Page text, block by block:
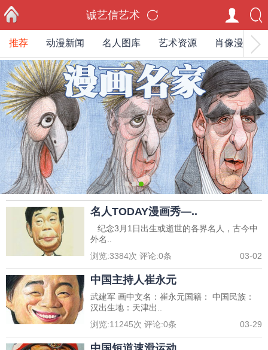
首页
诚艺信艺术
推荐 动漫新闻 名人图库 艺术资源 肖像漫画家
012
名人TODAY漫画秀—..
纪念3月1日出生或逝世的各界名人，古今中
外名..
浏览:3384次 评论:0条 03-02
中国主持人崔永元
武建军 画中文名：崔永元国籍： 中国民族：
汉出生地：天津出..
浏览:11245次 评论:0条 03-29